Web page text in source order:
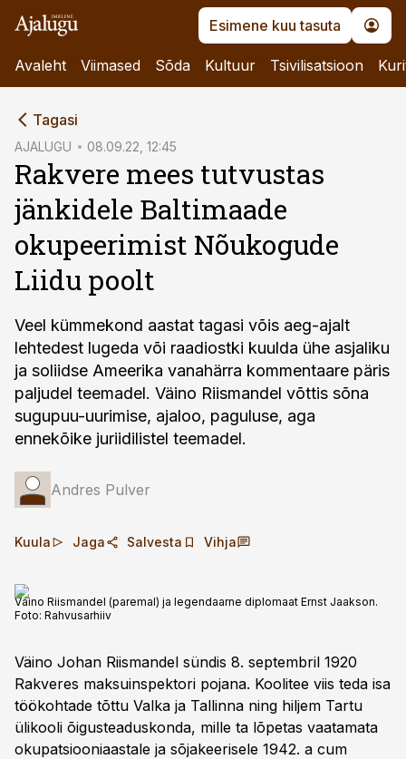
Esimene kuu tasuta
Avaleht Viimased Sõda Kultuur Tsivilisatsioon
Tagasi
AJALUGU 08.09.22, 12:45
Rakvere mees tutvustas
jänkidele Baltimaade
okupeerimist Nõukogude
Liidu poolt
Veel kümmekond aastat tagasi võis aeg-ajalt
lehtedest lugeda või raadiostki kuulda ühe asjaliku
ja soliidse Ameerika vanahärra kommentaare päris
paljudel teemadel. Väino Riismandel võttis sõna
sugupuu-uurimise, ajaloo, paguluse, aga
ennekõike juriidilistel teemadel.
Andres Pulver
Kuula Jaga Salvesta Vihja
Väino Riismandel (paremal) ja legendaarne diplomaat Ernst Jaakson.
Foto: Rahvusarhiiv
Väino Johan Riismandel sündis 8. septembril 1920
Rakveres maksuinspektori pojana. Koolitee viis teda isa
töökohtade tõttu Valka ja Tallinna ning hiljem Tartu
ülikooli õigusteaduskonda, mille ta lõpetas vaatamata
okupatsiooniaastale ja sõjakeerisele 1942. a cum